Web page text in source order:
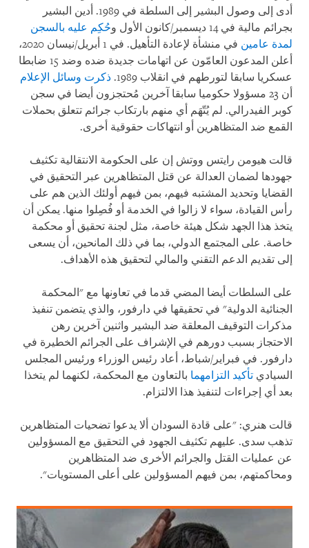
أدى إلى وصول البشير إلى السلطة في 1989. أدين البشير
بجرائم مالية في 14 ديسمبر/كانون الأول و
حُكِم عليه بالسجن
لمدة عامين
في منشأة لإعادة التأهيل. في 1 أبريل/نيسان 2020،
أعلن المدعون العامّون عن اتهامات جديدة ضده وضد 15 ضابطا
عسكريا سابقا لتورطهم في انقلاب 1989.
ذكرت وسائل الإعلام
أن 23 مسؤولا حكوميا سابقا آخرين مُحتجزون أيضا في سجن
كوبر الفيدرالي. لم يُتّهَم أي منهم بارتكاب جرائم تتعلق بحملات
القمع ضد المتظاهرين أو انتهاكات حقوقية أخرى.
قالت هيومن رايتس ووتش إن على الحكومة الانتقالية تكثيف
جهودها لضمان العدالة عن قتل المتظاهرين عبر التحقيق في
القضايا وتحديد المشتبه فيهم، بمن فيهم أولئك الذين هم على
رأس القيادة، سواء لا زالوا في الخدمة أو فُصِلوا منها. يمكن أن
يتخذ هذا الجهد شكل هيئة خاصة، مثل لجنة تحقيق أو محكمة
خاصة. على المجتمع الدولي، بما في ذلك المانحين، أن يسعى
إلى تقديم الدعم التقني والمالي لتحقيق هذه الأهداف.
على السلطات أيضا المضي قدما في تعاونها مع "المحكمة
الجنائية الدولية" في تحقيقها في دارفور، والذي يتضمن تنفيذ
مذكرات التوقيف المعلقة ضد البشير واثنين آخرين رهن
الاحتجاز بسبب دورهم في الإشراف على الجرائم الخطيرة في
دارفور. في فبراير/شباط، أعاد رئيس الوزراء ورئيس المجلس
السيادي تأكيد التزامهما بالتعاون مع المحكمة، لكنهما لم يتخذا
بعد أي إجراءات لتنفيذ هذا الالتزام.
قالت هنري: "على قادة السودان ألا يدعوا تضحيات المتظاهرين
تذهب سدى. عليهم تكثيف الجهود في التحقيق مع المسؤولين
عن عمليات القتل والجرائم الأخرى ضد المتظاهرين
ومحاكمتهم، بمن فيهم المسؤولين على أعلى المستويات".